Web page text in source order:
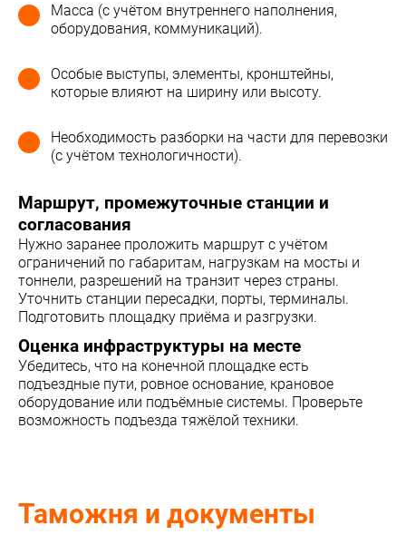
Масса (с учётом внутреннего наполнения,
оборудования, коммуникаций).
Особые выступы, элементы, кронштейны,
которые влияют на ширину или высоту.
Необходимость разборки на части для перевозки
(с учётом технологичности).
Маршрут, промежуточные станции и
согласования
Нужно заранее проложить маршрут с учётом
ограничений по габаритам, нагрузкам на мосты и
тоннели, разрешений на транзит через страны.
Уточнить станции пересадки, порты, терминалы.
Подготовить площадку приёма и разгрузки.
Оценка инфраструктуры на месте
Убедитесь, что на конечной площадке есть
подъездные пути, ровное основание, крановое
оборудование или подъёмные системы. Проверьте
возможность подъезда тяжёлой техники.
Таможня и документы